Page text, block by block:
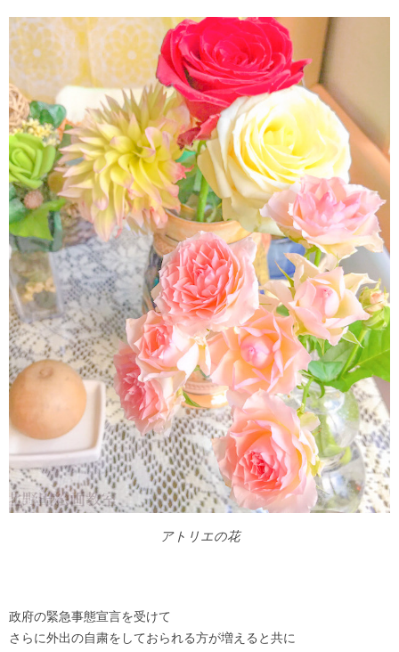
アトリエの花
政府の緊急事態宣言を受けて
さらに外出の自粛をしておられる方が増えると共に